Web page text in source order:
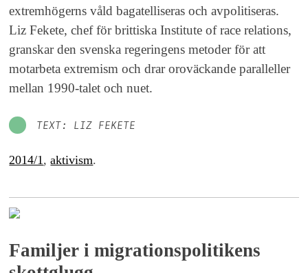
extremhögerns våld bagatelliseras och avpolitiseras.
Liz Fekete, chef för brittiska Institute of race relations,
granskar den svenska regeringens metoder för att
motarbeta extremism och drar oroväckande paralleller
mellan 1990-talet och nuet.
TEXT: LIZ FEKETE
2014/1,aktivism.
Familjer i migrationspolitikens